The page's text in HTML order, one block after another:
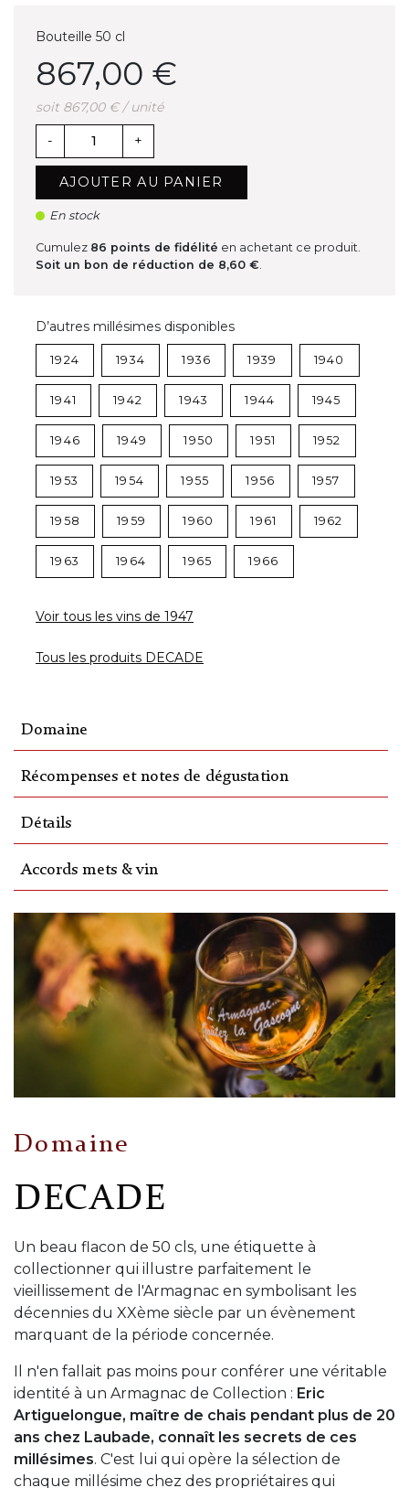
Bouteille 50 cl
867,00 €
soit 867,00 € / unité
- +
AJOUTER AU PANIER
En stock
Cumulez 86 points de fidélité en achetant ce produit.
Soit un bon de réduction de 8,60 €.
D’autres millésimes disponibles
1924 1934 1936 1939 1940
1941 1942 1943 1944 1945
1946 1949 1950 1951 1952
1953 1954 1955 1956 1957
1958 1959 1960 1961 1962
1963 1964 1965 1966
Voir tous les vins de 1947
Tous les produits DECADE
Domaine
Récompenses et notes de dégustation
Détails
Accords mets & vin
Domaine
DECADE
Un beau flacon de 50 cls, une étiquette à
collectionner qui illustre parfaitement le
vieillissement de l'Armagnac en symbolisant les
décennies du XXème siècle par un évènement
marquant de la période concernée.
Il n'en fallait pas moins pour conférer une véritable
identité à un Armagnac de Collection : Eric
Artiguelongue, maître de chais pendant plus de 20
ans chez Laubade, connaît les secrets de ces
millésimes. C'est lui qui opère la sélection de
chaque millésime chez des propriétaires qui